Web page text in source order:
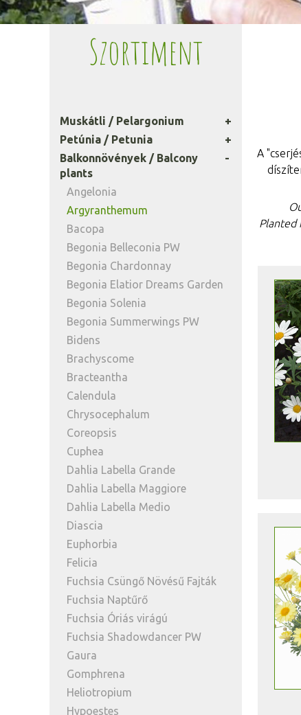
Szortiment
Muskátli / Pelargonium
Petúnia / Petunia
Balkonnövények / Balcony
plants
Angelonia
Argyranthemum
Bacopa
Begonia Belleconia PW
Begonia Chardonnay
Begonia Elatior Dreams Garden
Begonia Solenia
Begonia Summerwings PW
Bidens
Brachyscome
Bracteantha
Calendula
Chrysocephalum
Coreopsis
Cuphea
Dahlia Labella Grande
Dahlia Labella Maggiore
Dahlia Labella Medio
Diascia
Euphorbia
Felicia
Fuchsia Csüngő Növésű Fajták
Fuchsia Naptűrő
Fuchsia Óriás virágú
Fuchsia Shadowdancer PW
Gaura
Gomphrena
Heliotropium
Hypoestes
A
Planted